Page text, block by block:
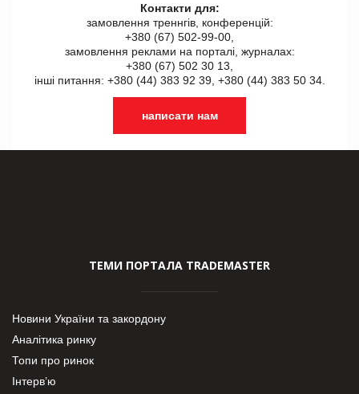
Контакти для:
замовлення треннгів, конференцій:
+380 (67) 502-99-00,
замовлення реклами на порталі, журналах:
+380 (67) 502 30 13,
інші питання: +380 (44) 383 92 39, +380 (44) 383 50 34.
написати нам
ТЕМИ ПОРТАЛА TRADEMASTER
Новини України та закордону
Аналітика ринку
Топи про ринок
Інтерв’ю